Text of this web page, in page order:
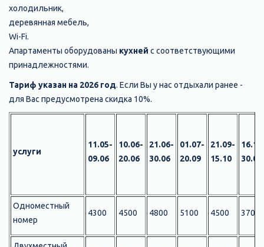
холодильник,
деревянная мебель,
Wi-Fi.
Апартаменты оборудованы кухней с соответствующими
принадлежностями.
Тариф указан на 2026 год. Если Вы у нас отдыхали ранее -
для Вас предусмотрена скидка 10%.
услуги
11.05-
09.06
10.06-
20.06
21.06-
30.06
01.07-
20.09
21.09-
15.10
30.04
Одноместный
номер
4300 4500 4800 5100 4500 3700